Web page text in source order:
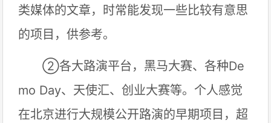
类媒体的文章，时常能发现一些比较有意思
的项目，供参考。
②各大路演平台，黑马大赛、各种De
mo Day、天使汇、创业大赛等。个人感觉
在北京进行大规模公开路演的早期项目，超